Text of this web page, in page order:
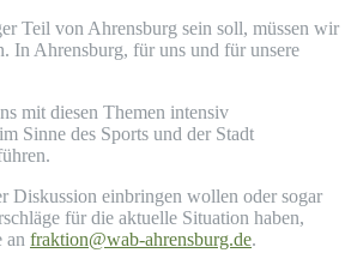
Teil von Ahrensburg sein soll, müssen wir
In Ahrensburg, für uns und für unsere
mit diesen Themen intensiv
Sinne des Sports und der Stadt
Diskussion einbringen wollen oder sogar
für die aktuelle Situation haben,
an fraktion@wab-ahrensburg.de.